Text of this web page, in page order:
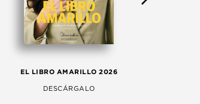
EL LIBRO AMARILLO 2026
DESCÁRGALO